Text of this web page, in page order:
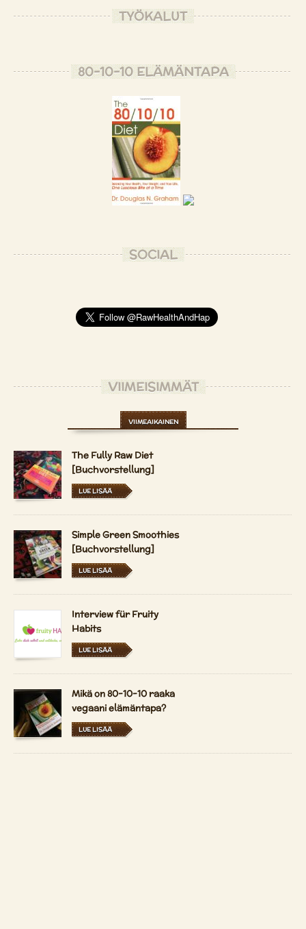
TYÖKALUT
80-10-10 ELÄMÄNTAPA
SOCIAL
VIIMEISIMMÄT
VIIMEAIKAINEN
The Fully Raw Diet
[Buchvorstellung]
LUE LISÄÄ
Simple Green Smoothies
[Buchvorstellung]
LUE LISÄÄ
Interview für Fruity
Habits
LUE LISÄÄ
Mikä on 80-10-10 raaka
vegaani elämäntapa?
LUE LISÄÄ